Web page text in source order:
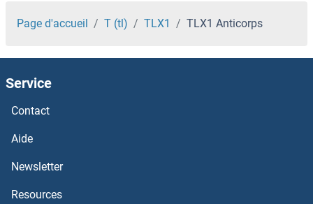
TLR12 Anticorps
TLR11 Anticorps
TLR10 Anticorps
TLN2 Anticorps
TLN1 Anticorps
Page d'accueil T (tl) TLX1 TLX1 Anticorps
Service
Contact
Aide
Newsletter
Resources